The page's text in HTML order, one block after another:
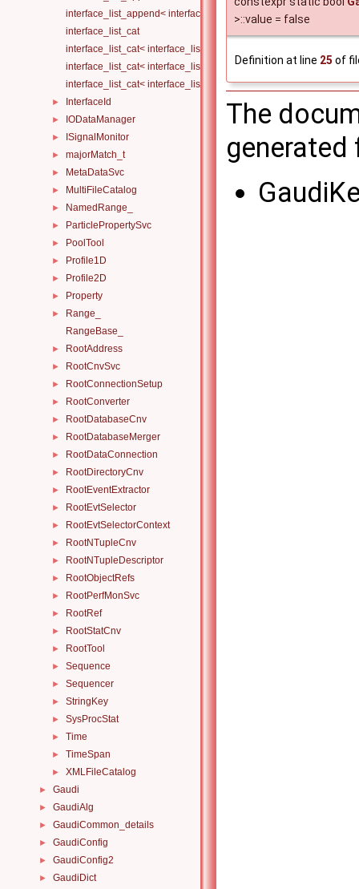
interface_list_append< interface_list< Is... >, I >
interface_list_cat
interface_list_cat< interface_list< I... > >
interface_list_cat< interface_list< I1... >, interface_list< I2... > >
interface_list_cat< interface_list< I1... >, interface_list< I2... >,
► InterfaceId
► IODataManager
► ISignalMonitor
► majorMatch_t
► MetaDataSvc
► MultiFileCatalog
► NamedRange_
► ParticlePropertySvc
► PoolTool
► Profile1D
► Profile2D
► Property
►
Range_
RangeBase_
► RootAddress
► RootCnvSvc
► RootConnectionSetup
► RootConverter
► RootDatabaseCnv
► RootDatabaseMerger
► RootDataConnection
► RootDirectoryCnv
► RootEventExtractor
► RootEvtSelector
► RootEvtSelectorContext
► RootNTupleCnv
► RootNTupleDescriptor
► RootObjectRefs
► RootPerfMonSvc
► RootRef
► RootStatCnv
► RootTool
► Sequence
► Sequencer
► StringKey
► SysProcStat
► Time
► TimeSpan
► XMLFileCatalog
► Gaudi
► GaudiAlg
► GaudiCommon_details
► GaudiConfig
► GaudiConfig2
► GaudiDict
>::value = false
Definition at line 25 of
The